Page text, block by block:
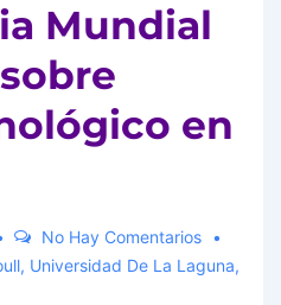
Mundial
en
No Hay Comentarios
, Universidad De La Laguna,